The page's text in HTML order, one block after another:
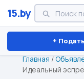
15.by
+
Минск
Главная /
Идеальный